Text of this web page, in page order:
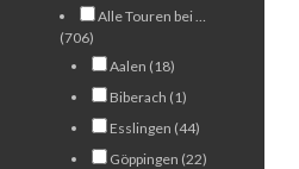
Alle Touren bei …
(706)
Aalen (18)
Biberach (1)
Esslingen (44)
Göppingen (22)